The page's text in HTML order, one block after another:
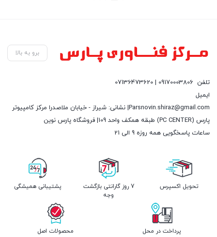
برو به بالا
تلفن 09170003806 | 07136473620
ایمیل
Parsnovin.shiraz@gmail.com| نشانی: شیراز - خیابان ملاصدرا مرکز کامپیوتر
پارس (PC CENTER) طبقه همکف واحد 109| فروشگاه پارس نوین
ساعات پاسخگویی همه روزه 9 الی 21
تحویل اکسپرس
7 روز گارانتی بازگشت
وجه
پشتیبانی همیشگی
پرداخت در محل محصولات اصل